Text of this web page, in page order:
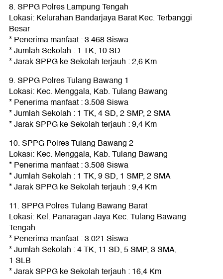
8. SPPG Polres Lampung Tengah
Lokasi: Kelurahan Bandarjaya Barat Kec. Terbanggi
Besar
* Penerima manfaat : 3.468 Siswa
* Jumlah Sekolah : 1 TK, 10 SD
* Jarak SPPG ke Sekolah terjauh : 2,6 Km
9. SPPG Polres Tulang Bawang 1
Lokasi: Kec. Menggala, Kab. Tulang Bawang
* Penerima manfaat : 3.508 Siswa
* Jumlah Sekolah : 1 TK, 4 SD, 2 SMP, 2 SMA
* Jarak SPPG ke Sekolah terjauh : 9,4 Km
10. SPPG Polres Tulang Bawang 2
Lokasi: Kec. Menggala, Kab. Tulang Bawang
* Penerima manfaat : 3.508 Siswa
* Jumlah Sekolah : 1 TK, 9 SD, 1 SMP, 2 SMA
* Jarak SPPG ke Sekolah terjauh : 9,4 Km
11. SPPG Polres Tulang Bawang Barat
Lokasi: Kel. Panaragan Jaya Kec. Tulang Bawang
Tengah
* Penerima manfaat : 3.021 Siswa
* Jumlah Sekolah : 4 TK, 11 SD, 5 SMP, 3 SMA,
1 SLB
* Jarak SPPG ke Sekolah terjauh : 16,4 Km